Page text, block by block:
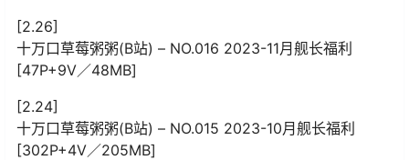
[2.26]
十万口草莓粥粥(B站) – NO.016 2023-11月舰长福利
[47P+9V／48MB]
[2.24]
十万口草莓粥粥(B站) – NO.015 2023-10月舰长福利
[302P+4V／205MB]